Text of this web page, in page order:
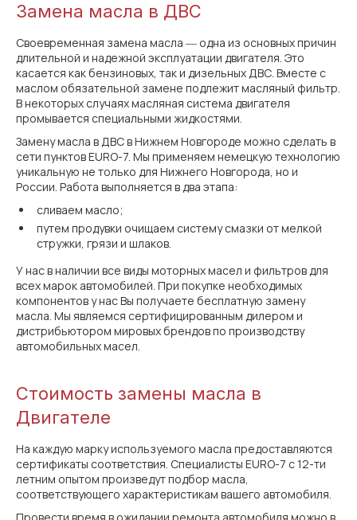
Замена масла в ДВС
Своевременная замена масла ― одна из основных причин
длительной и надежной эксплуатации двигателя. Это
касается как бензиновых, так и дизельных ДВС. Вместе с
маслом обязательной замене подлежит масляный фильтр.
В некоторых случаях масляная система двигателя
промывается специальными жидкостями.
Замену масла в ДВС в Нижнем Новгороде можно сделать в
сети пунктов EURO-7. Мы применяем немецкую технологию
уникальную не только для Нижнего Новгорода, но и
России. Работа выполняется в два этапа:
сливаем масло;
путем продувки очищаем систему смазки от мелкой
стружки, грязи и шлаков.
У нас в наличии все виды моторных масел и фильтров для
всех марок автомобилей. При покупке необходимых
компонентов у нас Вы получаете бесплатную замену
масла. Мы являемся сертифицированным дилером и
дистрибьютором мировых брендов по производству
автомобильных масел.
Стоимость замены масла в
Двигателе
На каждую марку используемого масла предоставляются
сертификаты соответствия. Специалисты EURO-7 с 12-ти
летним опытом произведут подбор масла,
соответствующего характеристикам вашего автомобиля.